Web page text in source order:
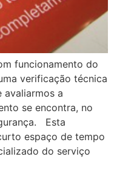
funcionamento do
verificação técnica
a
se encontra, no
Esta
espaço de tempo
do serviço